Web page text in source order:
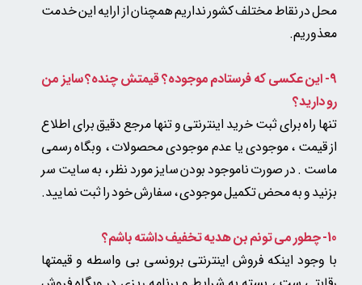
محل در نقاط مختلف کشور نداریم همچنان از ارایه این خدمت
معذوریم.
9- این عکسی که فرستادم موجوده؟ قیمتش چنده؟ سایز من
رو دارید؟
تنها راه برای ثبت خرید اینترنتی و تنها مرجع دقیق برای اطلاع
از قیمت ، موجودی یا عدم موجودی محصولات ، وبگاه رسمی
ماست . در صورت ناموجود بودن سایز مورد نظر ، به سایت سر
بزنید و به محض تکمیل موجودی ، سفارش خود را ثبت نمایید.
10- چطور می تونم بن هدیه تخفیف داشته باشم؟
با وجود اینکه فروش اینترنتی برونسی بی واسطه و قیمتها